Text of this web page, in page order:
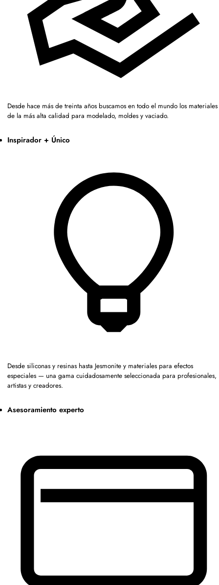
Desde hace más de treinta años buscamos en todo el mundo los materiales
de la más alta calidad para modelado, moldes y vaciado.
Inspirador + Único
Desde siliconas y resinas hasta Jesmonite y materiales para efectos
especiales — una gama cuidadosamente seleccionada para profesionales,
artistas y creadores.
Asesoramiento experto